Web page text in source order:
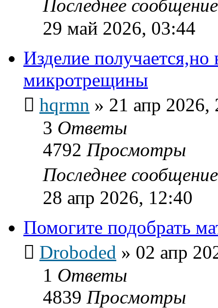
Последнее
29 май 2026, 03:44
Изделие получается,но
микротрещины
hqrmn » 21 апр 2026,
3 Ответы
4792 Просмотры
Последнее
28 апр 2026, 12:40
Помогите подобрать
Droboded » 02 апр
1 Ответы
4839 Просмотры